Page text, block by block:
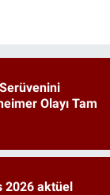
Olayı Tam
2026 aktüel